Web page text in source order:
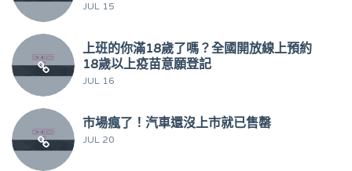
JUL 15
上班的你滿18歲了嗎？全國開放線上預約
18歲以上疫苗意願登記
JUL 16
市場瘋了！汽車還沒上市就已售罄
JUL 20